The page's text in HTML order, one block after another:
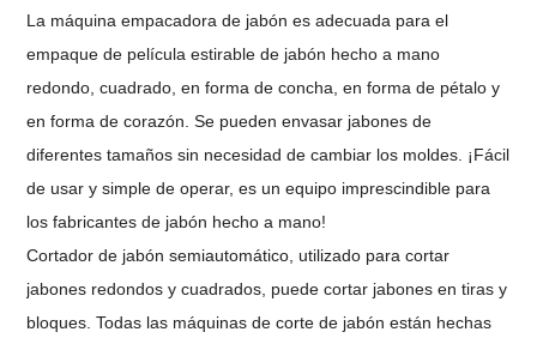
La máquina empacadora de jabón es adecuada para el
empaque de película estirable de jabón hecho a mano
redondo, cuadrado, en forma de concha, en forma de pétalo y
en forma de corazón. Se pueden envasar jabones de
diferentes tamaños sin necesidad de cambiar los moldes. ¡Fácil
de usar y simple de operar, es un equipo imprescindible para
los fabricantes de jabón hecho a mano!
Cortador de jabón semiautomático, utilizado para cortar
jabones redondos y cuadrados, puede cortar jabones en tiras y
bloques. Todas las máquinas de corte de jabón están hechas